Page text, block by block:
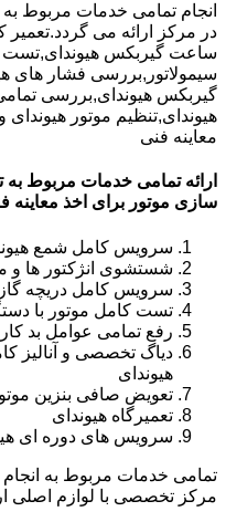
انجام تمامی خدمات مربوط
در مرکز ارائه می
ساعت گیربکس هیوندای,تست
سیمولاتور,بررسی فشار
گیربکس هیوندای,بررسی
هیوندای,تنظیم موتور هیوندای
معاینه فنی
ارائه تمامی خدمات مربوط به
سازی موتور برای اخذ معاینه
سرویس کامل شمع
شستشوی انژکتور ها و
سرویس کامل دریچه
تست کامل موتور با
رفع تمامی عوامل بد
دیاگ تخصصی و آنالیز
هیوندای
تعویض صافی بنزین
تعمیرگاه هیوندای
سرویس های دوره ای
تمامی خدمات مربوط به
مرکز تخصصی با لوازم اصلی